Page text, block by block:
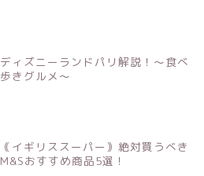
ディズニーランドパリ解説！〜食べ
歩きグルメ〜
｟イギリススーパー｠絶対買うべき
M&Sおすすめ商品5選！